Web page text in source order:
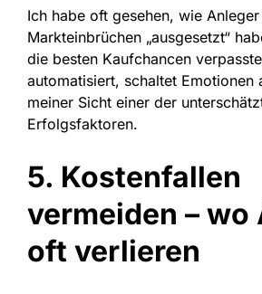
Ich habe oft gesehen, wie
Markteinbrüchen „ausgesetzt“
die besten Kaufchancen
automatisiert, schaltet Emotionen
meiner Sicht einer der
Erfolgsfaktoren.
5. Kostenfallen
vermeiden – wo
oft verlieren